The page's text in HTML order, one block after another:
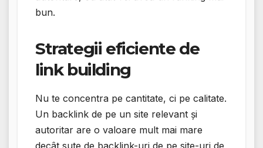
bun.
Strategii eficiente de
link building
Nu te concentra pe cantitate, ci pe calitate.
Un backlink de pe un site relevant și
autoritar are o valoare mult mai mare
decât sute de backlink-uri de pe site-uri de